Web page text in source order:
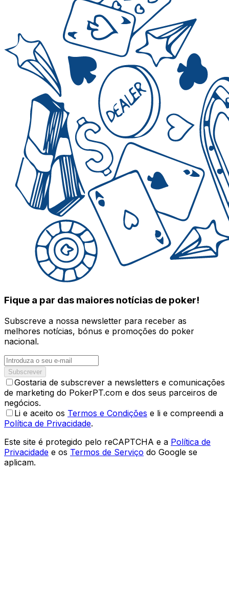
Fique a par das maiores notícias de poker!
Subscreve a nossa newsletter para receber as
melhores notícias, bónus e promoções do poker
nacional.
Subscrever
Gostaria de subscrever a newsletters e comunicações
de marketing do PokerPT.com e dos seus parceiros de
negócios.
Li e aceito os Termos e Condições e li e compreendi a
Política de Privacidade.
Este site é protegido pelo reCAPTCHA e a Política de
Privacidade e os Termos de Serviço do Google se
aplicam.